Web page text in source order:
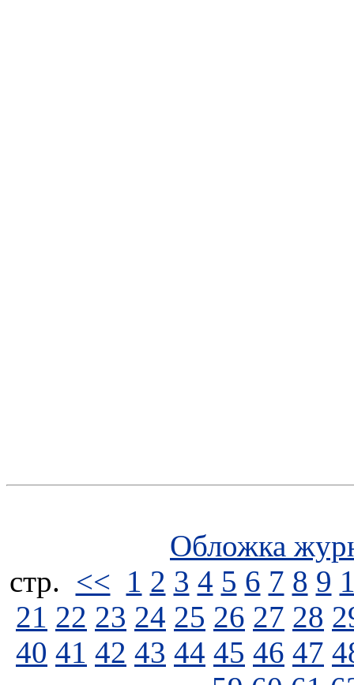
Обложка
стp. << 1 2 3 4 5 6 7 8 9
21 22 23 24 25 26 27 28
40 41 42 43 44 45 46 47